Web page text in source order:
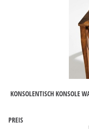
KONSOLENTISCH KONSOLE
PREIS